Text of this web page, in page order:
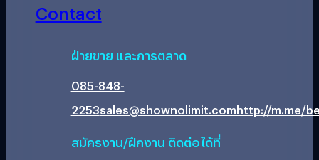
Contact
ฝ่ายขาย และการตลาด
085-848-
2253sales@shownolimit.comhttp://m.me/
สมัครงาน/ฝึกงาน ติดต่อได้ที่